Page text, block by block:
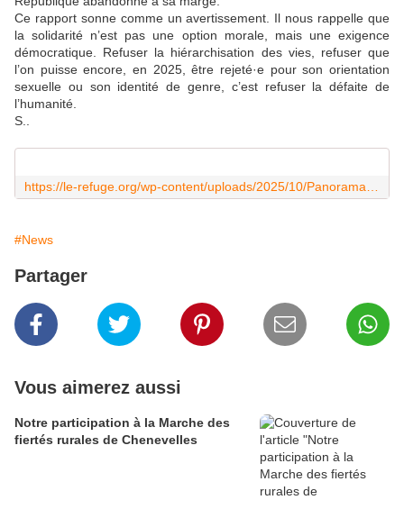
Ce rapport sonne comme un avertissement. Il nous rappelle que
la solidarité n’est pas une option morale, mais une exigence
démocratique. Refuser la hiérarchisation des vies, refuser que
l’on puisse encore, en 2025, être rejeté·e pour son orientation
sexuelle ou son identité de genre, c’est refuser la défaite de
l’humanité.
S..
#News
Partager
Vous aimerez aussi
Notre participation à la Marche des
fiertés rurales de Chenevelles